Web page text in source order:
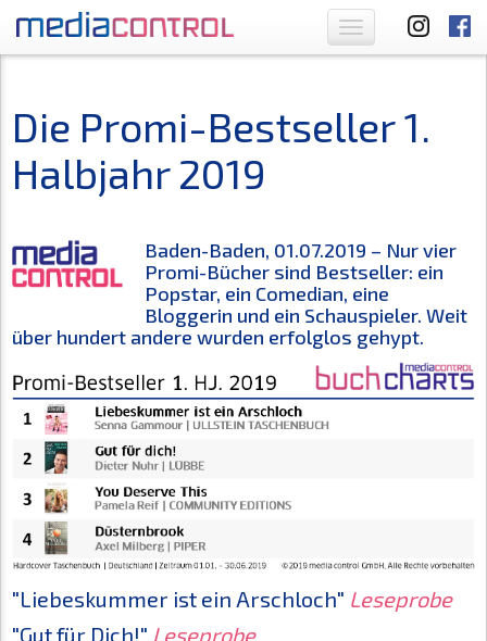
Toggle
navigation
Die Promi-Bestseller 1.
Halbjahr 2019
Baden-Baden, 01.07.2019 – Nur vier
Promi-Bücher sind Bestseller: ein
Popstar, ein Comedian, eine
Bloggerin und ein Schauspieler. Weit
über hundert andere wurden erfolglos gehypt.
"Liebeskummer ist ein Arschloch" Leseprobe
"Gut für Dich!" Leseprobe